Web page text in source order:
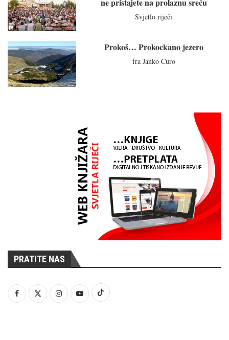
Svjetlo riječi
Prokoš… Prokockano jezero
fra Janko Ćuro
PRATITE NAS